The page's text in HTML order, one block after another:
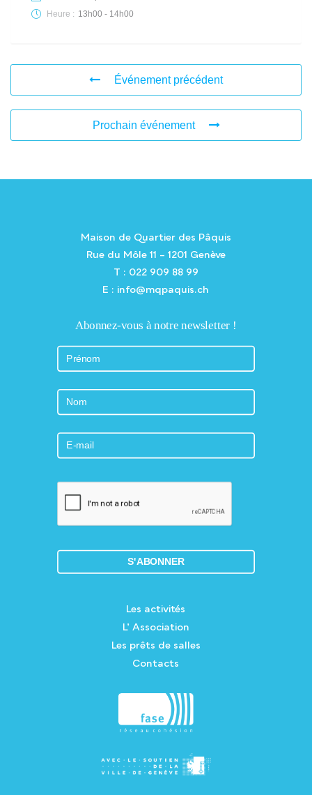
Heure : 13h00 - 14h00
Événement précédent
Prochain événement
Maison de Quartier des Pâquis
Rue du Môle 11 – 1201 Genève
T : 022 909 88 99
E : info@mqpaquis.ch
Abonnez-vous à notre newsletter !
Les activités
L’ Association
Les prêts de salles
Contacts